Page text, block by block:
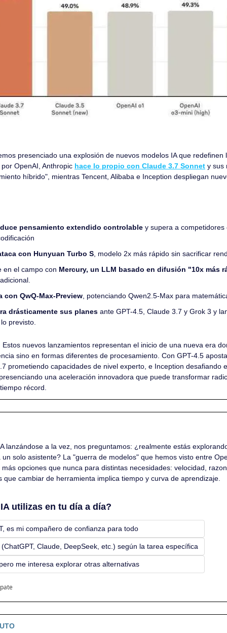
presenciado una explosión de nuevos modelos IA que redefinen
OpenAI, Anthropic hace lo propio con Claude 3.7 Sonnet y sus
híbrido", mientras Tencent, Alibaba e Inception despliegan
pensamiento extendido controlable y supera a competidores
con Hunyuan Turbo S , modelo 2x más rápido sin sacrificar
en el campo con Mercury, un LLM basado en difusión "10x más
con QwQ-Max-Preview , potenciando Qwen2.5-Max para
drásticamente sus planes ante GPT-4.5, Claude 3.7 y Grok 3 y
previsto.
Estos nuevos lanzamientos representan el inicio de una nueva era
sino en formas diferentes de procesamiento. Con GPT-4.5
prometiendo capacidades de nivel experto, e Inception desafiando
una aceleración innovadora que puede transformar
récord.
lanzándose a la vez, nos preguntamos: ¿realmente estás
solo asistente? La "guerra de modelos" que hemos visto entre
opciones que nunca para distintas necesidades: velocidad,
que cambiar de herramienta implica tiempo y curva de aprendizaje.
utilizas en tu día a día?
es mi compañero de confianza para todo
Claude, DeepSeek, etc.) según la tarea específica
me interesa explorar otras alternativas